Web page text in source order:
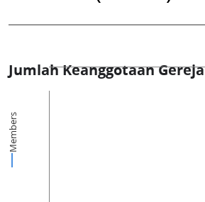
Jumlah Keanggotaan Gereja
Members